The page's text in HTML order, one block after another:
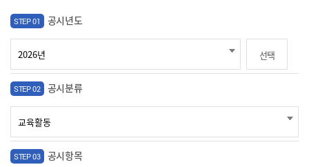
STEP 01 공시년도
선택
STEP 02 공시분류
STEP 03 공시항목